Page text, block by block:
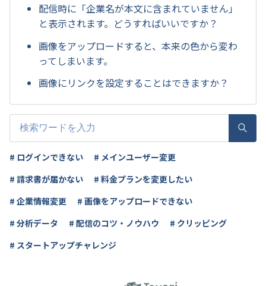
配信時に「企業名が本文に含まれていません」
と表示されます。どうすればいいですか？
画像をアップロードすると、本来の色から変わ
ってしまいます。
画像にリンクを設定することはできますか？
# ログインできない
# メインユーザー変更
# 請求書が届かない
# 料金プランを変更したい
# 企業情報変更
# 画像をアップロードできない
# 分析データ
# 配信のコツ・ノウハウ
# クリッピング
# スタートアップチャレンジ